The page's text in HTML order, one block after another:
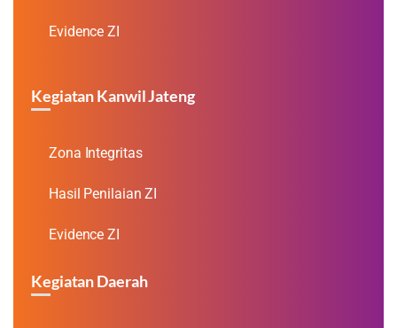
Evidence ZI
Kegiatan Kanwil Jateng
Zona Integritas
Hasil Penilaian ZI
Evidence ZI
Kegiatan Daerah